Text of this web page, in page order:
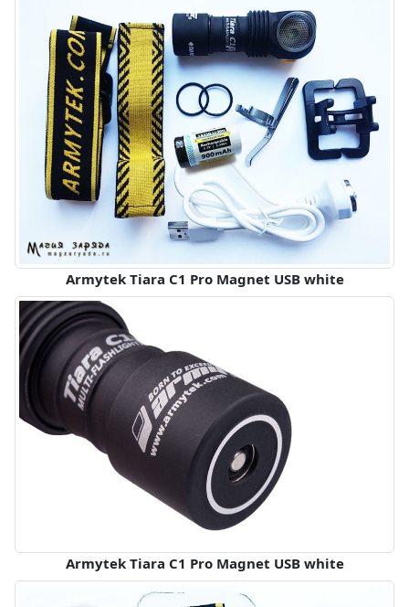
Armytek Tiara C1 Pro Magnet USB white
Armytek Tiara C1 Pro Magnet USB white